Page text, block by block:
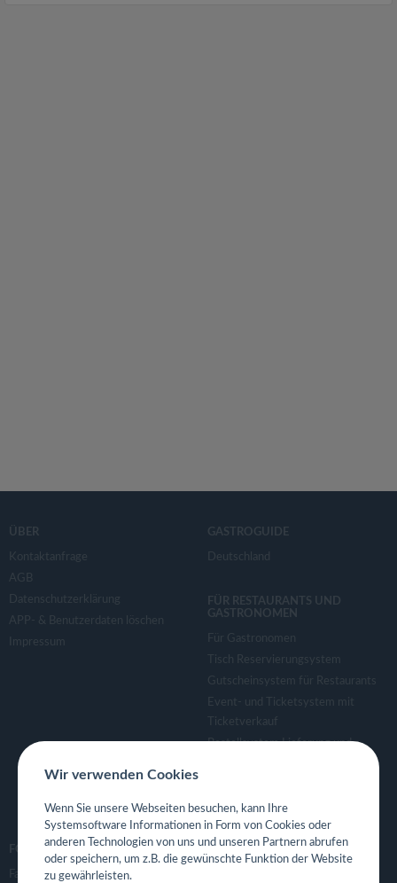
ÜBER
Kontaktanfrage
AGB
Datenschutzerklärung
APP- & Benutzerdaten löschen
Impressum
GASTROGUIDE
Deutschland
FÜR RESTAURANTS UND
GASTRONOMEN
Für Gastronomen
Tisch Reservierungsystem
Gutscheinsystem für Restaurants
Event- und Ticketsystem mit
Ticketverkauf
Bestellsystem Lieferung und
Eigene App für Restaurant
FOLGE UNS
Facebook
Wir verwenden Cookies
Wenn Sie unsere Webseiten besuchen, kann Ihre
Systemsoftware Informationen in Form von Cookies oder
anderen Technologien von uns und unseren Partnern abrufen
oder speichern, um z.B. die gewünschte Funktion der Website
zu gewährleisten.